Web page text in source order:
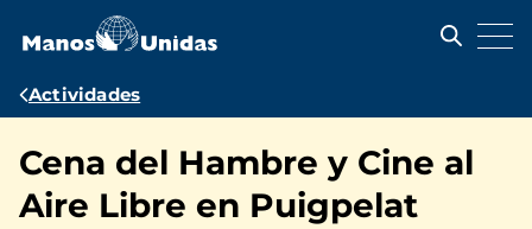
contenido
Ruta
navegación
Actividades
Cena del Hambre y Cine al
Aire Libre en Puigpelat